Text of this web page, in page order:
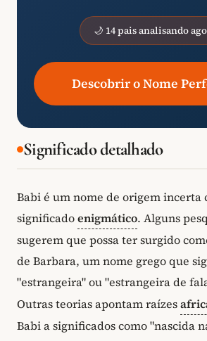
🌙 14 pais analisando
Descobrir o Nome
Significado detalhado
Babi é um nome de origem incerta
significadoenigmático. Alguns
sugerem que possa ter surgido
de Barbara, um nome grego que
"estrangeira" ou "estrangeira de
Outras teorias apontam raízes
Babi a significados como "nascida